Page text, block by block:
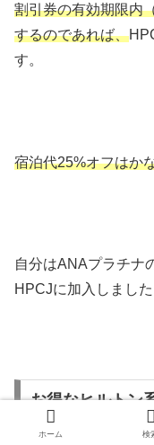
割引券の有効期限内
するのであれば、
す。
宿泊代25%オフはか
自分はANAプラチナ
HPCJに加入しました
お得なヒルトン
ホーム 検